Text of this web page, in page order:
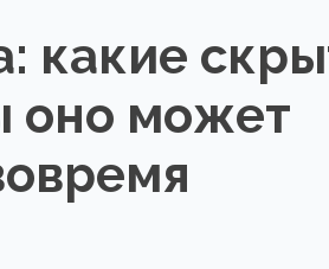
какие
оно может